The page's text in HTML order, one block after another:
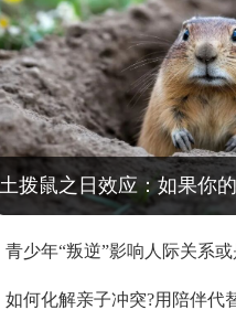
土拨鼠之日效应：如果你
打破剧本
青少年“叛逆”影响人际关系
如何化解亲子冲突?用陪伴代